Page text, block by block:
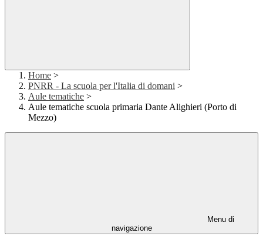
Home >
PNRR - La scuola per l'Italia di domani >
Aule tematiche >
Aule tematiche scuola primaria Dante Alighieri (Porto di
Mezzo)
Menu di
navigazione